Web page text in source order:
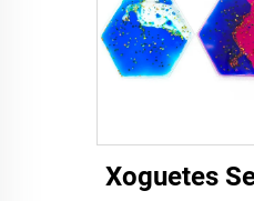
Xoguetes